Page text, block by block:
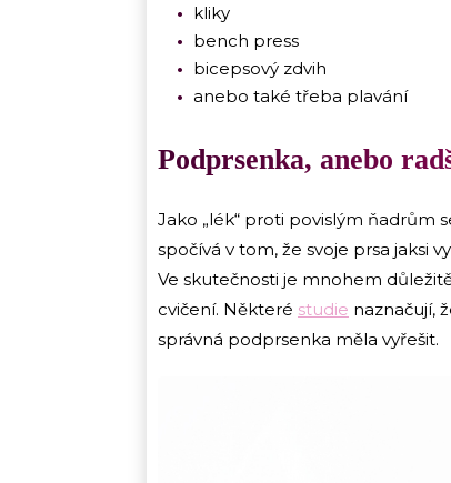
kliky
bench press
bicepsový zdvih
anebo také třeba plavání
Podprsenka, anebo
Jako „lék“ proti povislým ňadrům
spočívá v tom, že svoje prsa jaksi
Ve skutečnosti je mnohem
cvičení. Některé studie naznačují,
správná podprsenka měla vyřešit.